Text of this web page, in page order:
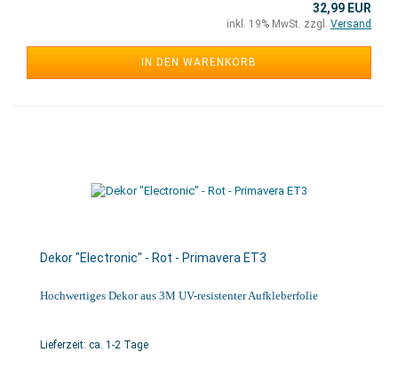
32,99 EUR
inkl. 19% MwSt. zzgl. Versand
IN DEN WARENKORB
Dekor "Electronic" - Rot - Primavera ET3
Hochwertiges Dekor aus 3M UV-resistenter Aufkleberfolie
Lieferzeit: ca. 1-2 Tage